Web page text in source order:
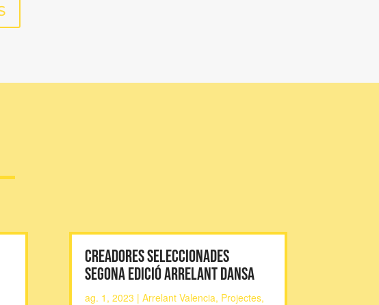
CREADORES SELECCIONADES
SEGONA EDICIÓ ARRELANT DANSA
ag. 1, 2023 | Arrelant Valencia, Projectes,